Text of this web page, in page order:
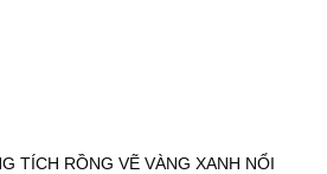
TÍCH RỒNG VẼ VÀNG XANH NỔI